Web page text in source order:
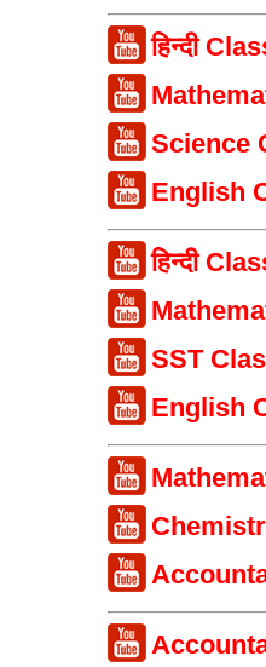
हिन्दी
Science
English
हिन्दी
SST
English